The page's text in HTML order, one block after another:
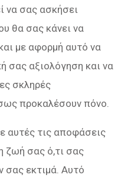
να σας ασκήσει
θα σας κάνει να
με αφορμή αυτό να
σας αξιολόγηση και να
σκληρές
προκαλέσουν πόνο.
αυτές τις αποφάσεις
ζωή σας ό,τι σας
σας εκτιμά. Αυτό